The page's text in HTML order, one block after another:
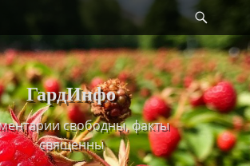
ГардИнфо
свободны, факты
священны